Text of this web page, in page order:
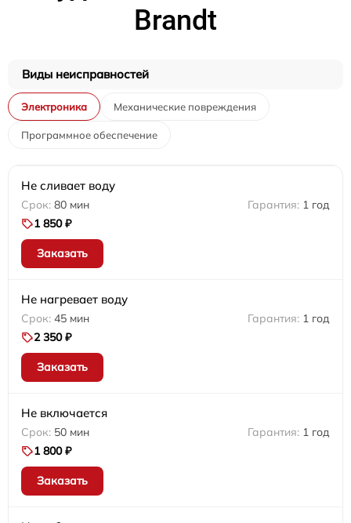
Brandt
Виды неисправностей
Электроника Механические повреждения
Программное обеспечение
Не сливает воду
80 мин
1 год
1 850 ₽
Заказать
Не нагревает воду
45 мин
1 год
2 350 ₽
Заказать
Не включается
50 мин
1 год
1 800 ₽
Заказать